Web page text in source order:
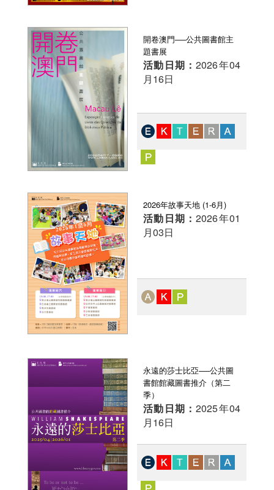
開卷澳門──公共圖書館主
題書展
活動日期：2026年04
月16日
2026年故事天地 (1-6月)
活動日期：2026年01
月03日
永遠的莎士比亞──公共圖
書館館藏圖書推介（第二
季）
活動日期：2025年04
月16日